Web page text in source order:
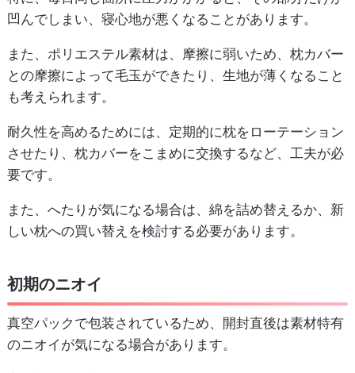
凹んでしまい、寝心地が悪くなることがあります。
また、ポリエステル素材は、摩擦に弱いため、枕カバー
との摩擦によって毛玉ができたり、生地が薄くなること
も考えられます。
耐久性を高めるためには、定期的に枕をローテーション
させたり、枕カバーをこまめに交換するなど、工夫が必
要です。
また、へたりが気になる場合は、綿を詰め替えるか、新
しい枕への買い替えを検討する必要があります。
初期のニオイ
真空パックで包装されているため、開封直後は素材特有
のニオイが気になる場合があります。